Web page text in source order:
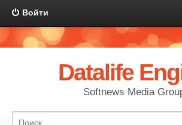
Войти
Datalife
Softnews Media